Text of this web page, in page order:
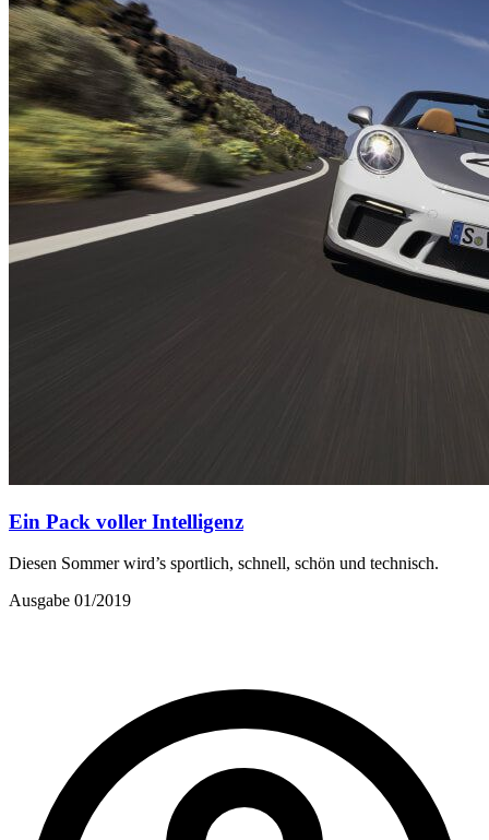
Ein Pack voller Intelligenz
Diesen Sommer wird’s sportlich, schnell, schön und technisch.
Ausgabe 01/2019